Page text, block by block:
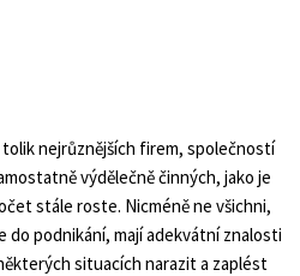
nejrůznějších firem, společností
výdělečně činných, jako je
stále roste. Nicméně ne všichni,
podnikání, mají adekvátní znalosti
situacích narazit a zaplést